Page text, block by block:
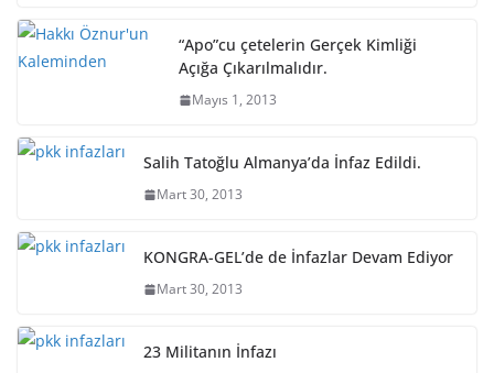
“Apo”cu çetelerin Gerçek Kimliği
Açığa Çıkarılmalıdır.
Mayıs 1, 2013
Salih Tatoğlu Almanya’da İnfaz Edildi.
Mart 30, 2013
KONGRA-GEL’de de İnfazlar Devam Ediyor
Mart 30, 2013
23 Militanın İnfazı